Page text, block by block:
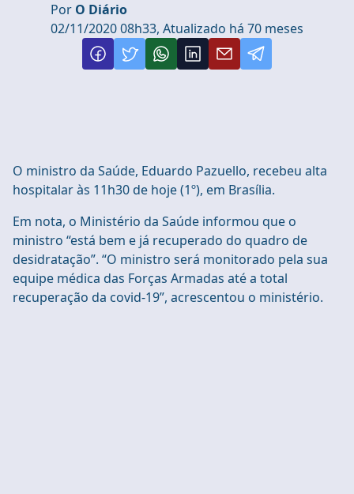
Por O Diário
02/11/2020 08h33, Atualizado há 70 meses
O ministro da Saúde, Eduardo Pazuello, recebeu alta
hospitalar às 11h30 de hoje (1º), em Brasília.
Em nota, o Ministério da Saúde informou que o
ministro “está bem e já recuperado do quadro de
desidratação”. “O ministro será monitorado pela sua
equipe médica das Forças Armadas até a total
recuperação da covid-19”, acrescentou o ministério.